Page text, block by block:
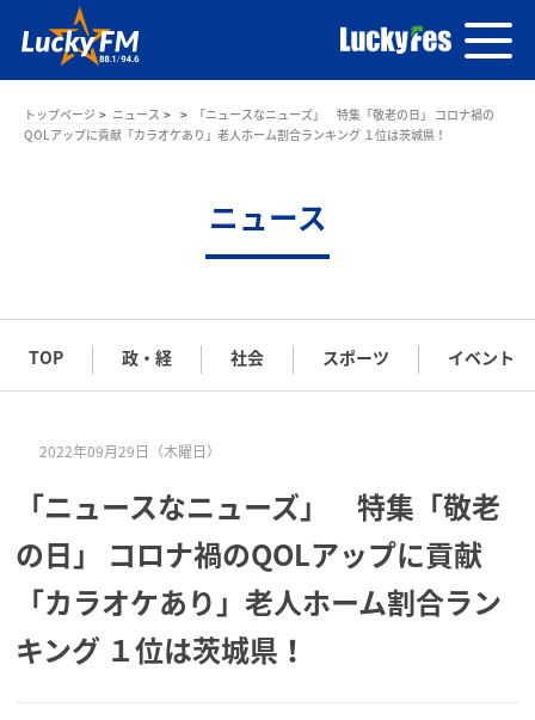
トップページ ニュース
「ニュースなニューズ」 特集「敬老の日」 コロナ禍の
QOLアップに貢献「カラオケあり」老人ホーム割合ランキング １位は茨城県！
ニュース
TOP 政・経 社会 スポーツ イベント
2022年09月29日（木曜日）
「ニュースなニューズ」 特集「敬老
の日」 コロナ禍のQOLアップに貢献
「カラオケあり」老人ホーム割合ラン
キング １位は茨城県！